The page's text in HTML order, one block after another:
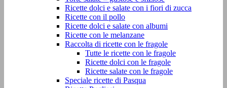
Ricette dolci e salate con i fiori di zucca
Ricette con il pollo
Ricette dolci e salate con albumi
Ricette con le melanzane
Raccolta di ricette con le fragole
Tutte le ricette con le fragole
Ricette dolci con le fragole
Ricette salate con le fragole
Speciale ricette di Pasqua